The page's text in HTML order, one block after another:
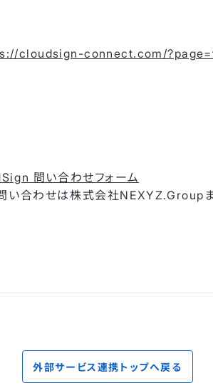
cloudsign-connect.com/
問い合わせフォーム
い合わせは株式会社NEXYZ.Groupま
外部サービス連携トップへ戻る